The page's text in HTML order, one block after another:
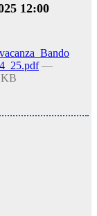
12:00
—
KB